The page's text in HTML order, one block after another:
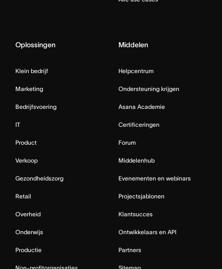
Oplossingen
Klein bedrijf
Marketing
Bedrijfsvoering
IT
Product
Verkoop
Gezondheidszorg
Retail
Overheid
Onderwijs
Productie
Middelen
Helpcentrum
Ondersteuning krijgen
Asana Academie
Certificeringen
Forum
Middelenhub
Evenementen en webinars
Projectsjablonen
Klantsucces
Ontwikkelaars en API
Partners